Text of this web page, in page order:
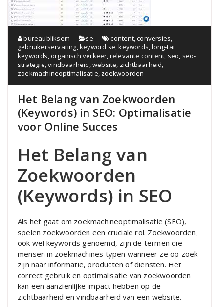
bureaubliksem se content,conversies,
gebruikerservaring,keyword se,keywords,long-tail
keywords,organisch verkeer, relevante content, seo, seo-
strategie,vindbaarheid,website, zichtbaarheid,
zoekmachineoptimalisatie, zoekwoorden
Het Belang van Zoekwoorden
(Keywords) in SEO: Optimalisatie
voor Online Succes
Het Belang van
Zoekwoorden
(Keywords) in SEO
Als het gaat om zoekmachineoptimalisatie (SEO),
spelen zoekwoorden een cruciale rol. Zoekwoorden,
ook wel keywords genoemd, zijn de termen die
mensen in zoekmachines typen wanneer ze op zoek
zijn naar informatie, producten of diensten. Het
correct gebruik en optimalisatie van zoekwoorden
kan een aanzienlijke impact hebben op de
zichtbaarheid en vindbaarheid van een website.